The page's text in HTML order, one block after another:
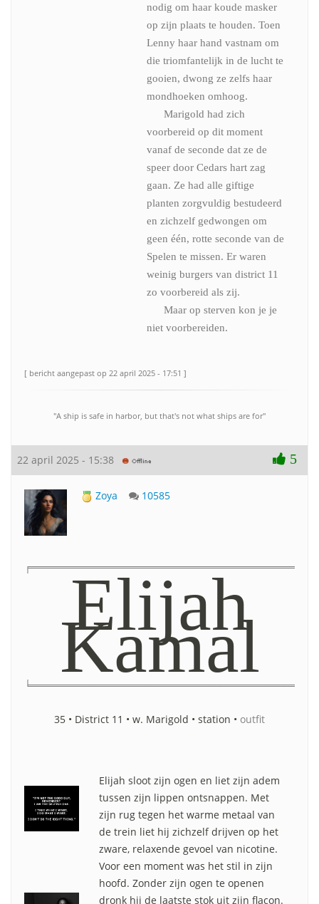
nodig om haar koude masker
op zijn plaats te houden. Toen
Lenny haar hand vastnam om
die triomfantelijk in de lucht te
gooien, dwong ze zelfs haar
mondhoeken omhoog.
Marigold had zich
voorbereid op dit moment
vanaf de seconde dat ze de
speer door Cedars hart zag
gaan. Ze had alle giftige
planten zorgvuldig bestudeerd
en zichzelf gedwongen om
geen één, rotte seconde van de
Spelen te missen. Er waren
weinig burgers van district 11
zo voorbereid als zij.
Maar op sterven kon je je
niet voorbereiden.
[ bericht aangepast op 22 april 2025 - 17:51 ]
"A ship is safe in harbor, but that's not what ships are for"
22 april 2025 - 15:38 5
Zoya 10585
Elijah
Kamal
35 • District 11 • w. Marigold • station • outfit
Elijah sloot zijn ogen en liet zijn adem
tussen zijn lippen ontsnappen. Met
zijn rug tegen het warme metaal van
de trein liet hij zichzelf drijven op het
zware, relaxende gevoel van nicotine.
Voor een moment was het stil in zijn
hoofd. Zonder zijn ogen te openen
dronk hij de laatste stok uit zijn flacon.